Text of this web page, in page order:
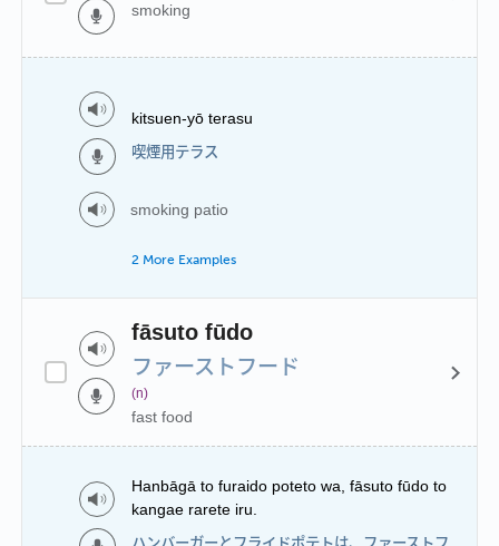
smoking
kitsuen-yō terasu
喫煙用テラス
smoking patio
2 More Examples
fāsuto fūdo
ファーストフード
(n)
fast food
Hanbāgā to furaido poteto wa, fāsuto fūdo to
kangae rarete iru.
ハンバーガーとフライドポテトは、ファーストフ